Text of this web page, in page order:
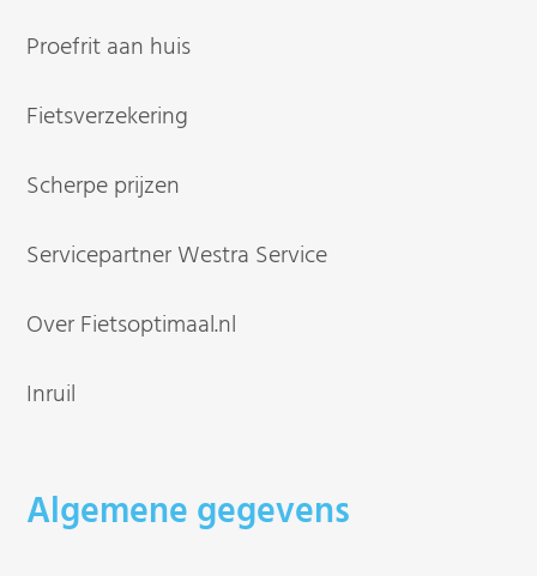
Proefrit aan huis
Fietsverzekering
Scherpe prijzen
Servicepartner Westra Service
Over Fietsoptimaal.nl
Inruil
Algemene gegevens